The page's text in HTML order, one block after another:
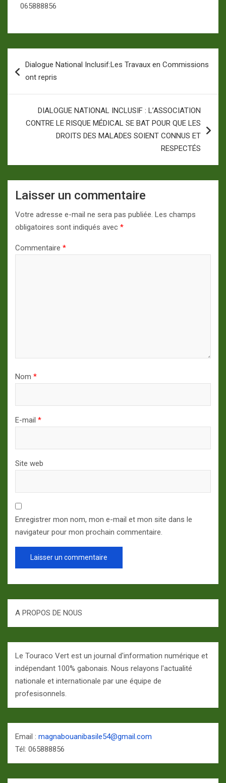
065888856
de
Dialogue National Inclusif:Les Travaux en Commissions
ont repris
DIALOGUE NATIONAL INCLUSIF : L’ASSOCIATION
CONTRE LE RISQUE MÉDICAL SE BAT POUR QUE LES
DROITS DES MALADES SOIENT CONNUS ET
RESPECTÉS
Laisser un commentaire
Votre adresse e-mail ne sera pas publiée. Les champs
obligatoires sont indiqués avec *
Commentaire *
Nom *
E-mail *
Site web
Enregistrer mon nom, mon e-mail et mon site dans le
navigateur pour mon prochain commentaire.
A PROPOS DE NOUS
Le Touraco Vert est un journal d'information numérique et
indépendant 100% gabonais. Nous relayons l'actualité
nationale et internationale par une équipe de
profesisonnels.
Email : magnabouanibasile54@gmail.com
Tél: 065888856